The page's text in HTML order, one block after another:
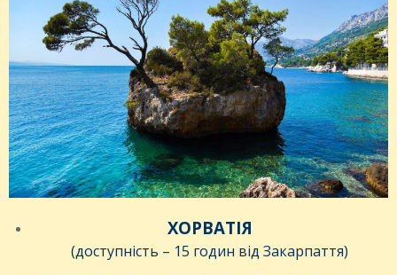
ХОРВАТІЯ
(доступність – 15 годин від Закарпаття)